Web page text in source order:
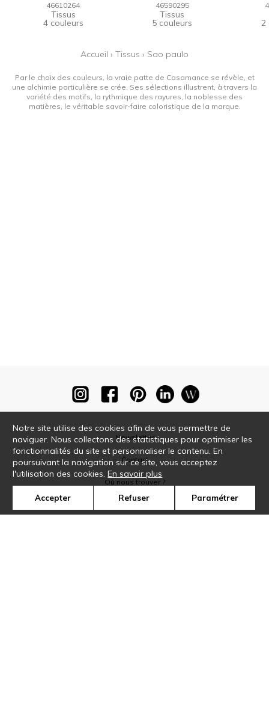
46610264
Tissus
4 couleurs
46590295
Tissus
5 couleurs 2
Accueil › Tissus › Sao paulo
Par le choix des couleurs, la vraie patte de Casamance se révèle, et
une alchimie particulière se crée. Ses sélections illustrent, à travers la
variété des motifs, la rythmique des rayures, la noblesse des
matières, le véritable savoir-faire coloristique de la marque.
Newsletter
Contact
Où nous trouver ?
Notre site utilise des cookies afin de vous permettre de
naviguer. Nous collectons des statistiques pour optimiser les
fonctionnalités du site et personnaliser le contenu. En
poursuivant la navigation sur ce site, vous acceptez
l'utilisation des cookies.En savoir plus
Accepter Refuser Paramétrer